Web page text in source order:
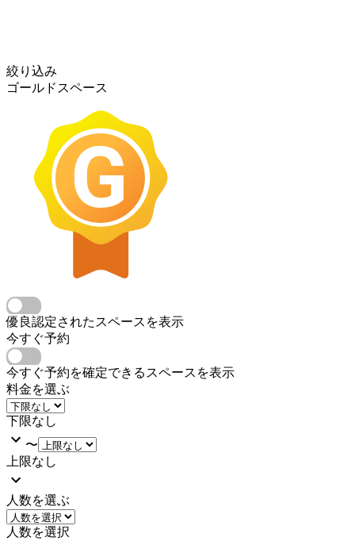
絞り込み
ゴールドスペース
優良認定されたスペースを表示
今すぐ予約
今すぐ予約を確定できるスペースを表示
料金を選ぶ
下限なし
〜
上限なし
人数を選ぶ
人数を選択